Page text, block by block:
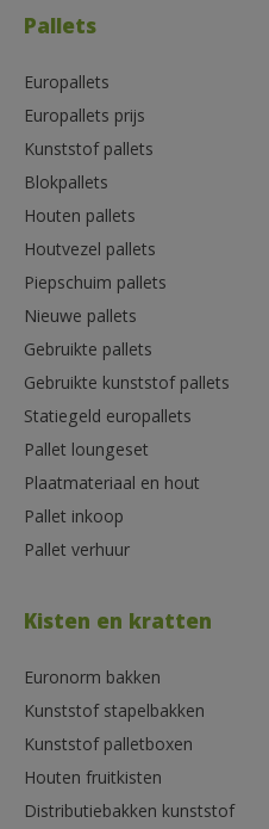
Pallets
Europallets
Europallets prijs
Kunststof pallets
Blokpallets
Houten pallets
Houtvezel pallets
Piepschuim pallets
Nieuwe pallets
Gebruikte pallets
Gebruikte kunststof pallets
Statiegeld europallets
Pallet loungeset
Plaatmateriaal en hout
Pallet inkoop
Pallet verhuur
Kisten en kratten
Euronorm bakken
Kunststof stapelbakken
Kunststof palletboxen
Houten fruitkisten
Distributiebakken kunststof